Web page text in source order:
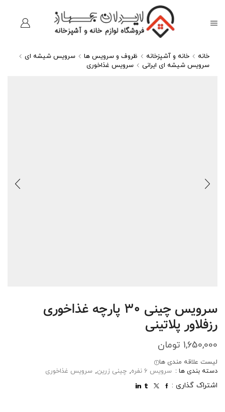
خانه خانه و آشپزخانه ظروف و سرویس ها
سرویس شیشه ای
سرویس شیشه ای ایرانی
سرویس غذاخوری
سرویس چینی 30 پارچه غذاخوری
رزفلاور پلاتینی
1,650,000 تومان
لیست علاقه مندی ها
دسته بندی ها : سرویس 6 نفره , چینی زرین, سرویس غذاخوری
اشتراک گذاری :